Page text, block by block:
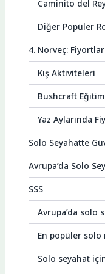
Caminito del
Diğer Popüler
4. Norveç:
Kış Aktiviteleri
Bushcraft
Yaz Aylarında
Solo Seyahatte
Avrupa’da Solo
SSS
Avrupa’da solo
En popüler solo
Solo seyahat